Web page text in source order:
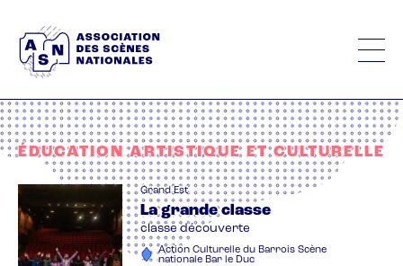
contenu
principal
ÉDUCATION ARTISTIQUE ET CULTURELLE
Grand Est
La grande classe
classe découverte
Action Culturelle du Barrois Scène
nationale Bar le Duc